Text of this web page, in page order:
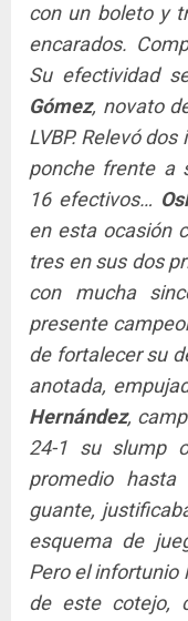
con un boleto y
encarados.
Su efectividad
Gómez, novato
LVBP. Relevó
ponche frente a
16 efectivos…
en esta ocasión
tres en sus dos
con mucha
presente
de fortalecer su
anotada,
Hernández,
24-1 su slump
promedio
guante,
esquema de
Pero el infortunio
de este cotejo,